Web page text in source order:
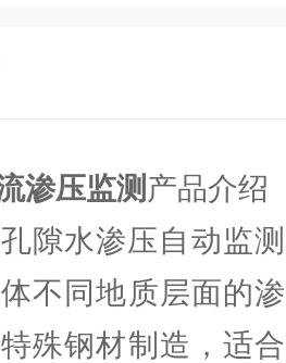
渗压监测 产品介绍
水渗压自动监测
不同地质层面的
殊钢材制造，适